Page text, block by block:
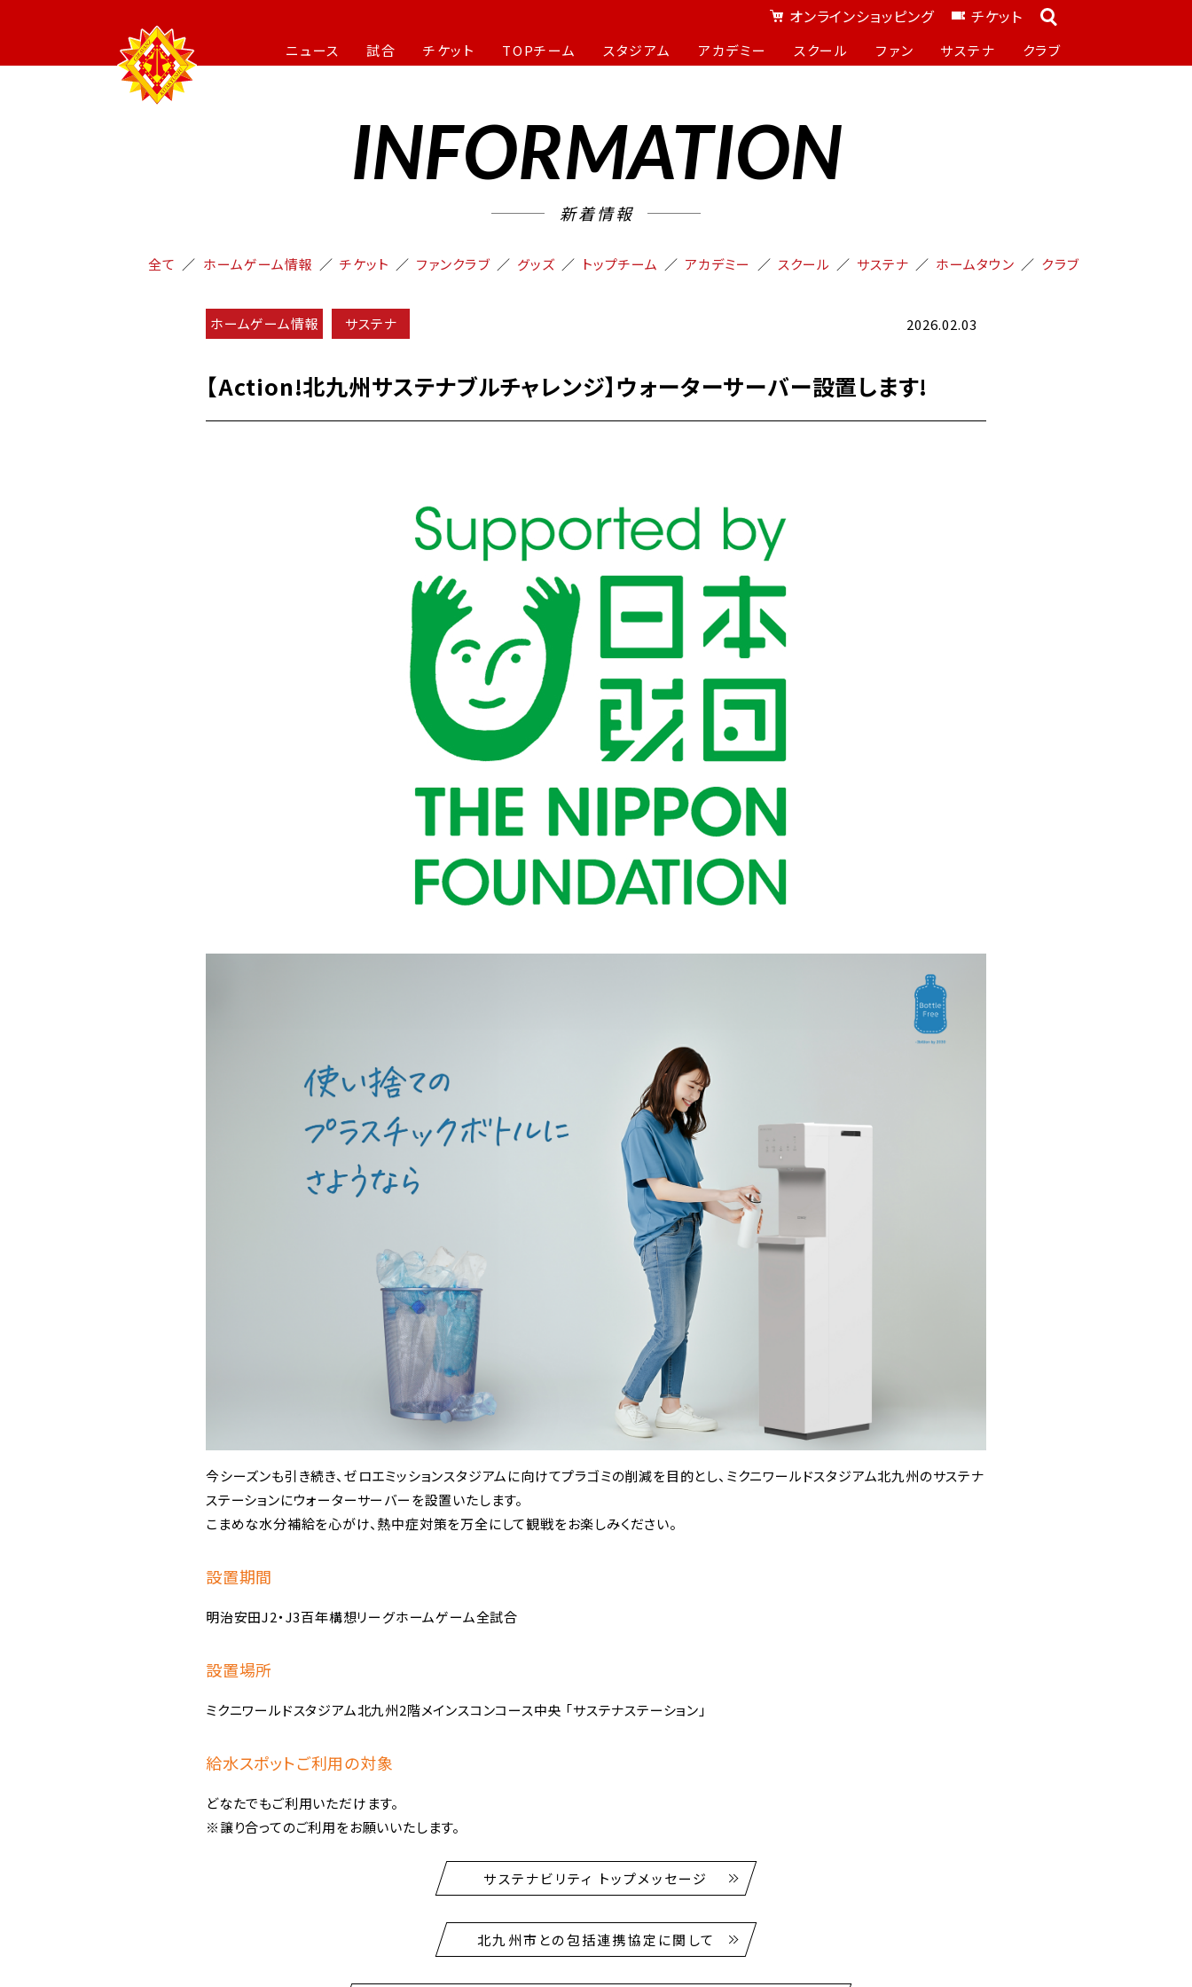
オンラインショッピング チケット
ニュース 試合 チケット TOPチーム スタジアム アカデミー スクール ファン サステナ クラブ
INFORMATION
新着情報
全て ホームゲーム情報 チケット ファンクラブ グッズ トップチーム アカデミー スクール サステナ ホームタウン クラブ
ホームゲーム情報 サステナ 2026.02.03
【Action!北九州サステナブルチャレンジ】ウォーターサーバー設置します!
今シーズンも引き続き、ゼロエミッションスタジアムに向けてプラゴミの削減を目的とし、ミクニワールドスタジアム北九州のサステナ
ステーションにウォーターサーバーを設置いたします。
こまめな水分補給を心がけ、熱中症対策を万全にして観戦をお楽しみください。
設置期間
明治安田J2・J3百年構想リーグホームゲーム全試合
設置場所
ミクニワールドスタジアム北九州2階メインスコンコース中央 「サステナステーション」
給水スポットご利用の対象
どなたでもご利用いただけます。
※譲り合ってのご利用をお願いいたします。
サステナビリティ トップメッセージ
北九州市との包括連携協定に関して